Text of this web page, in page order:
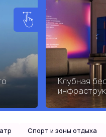
Клубная
Спорт и зоны отдыха